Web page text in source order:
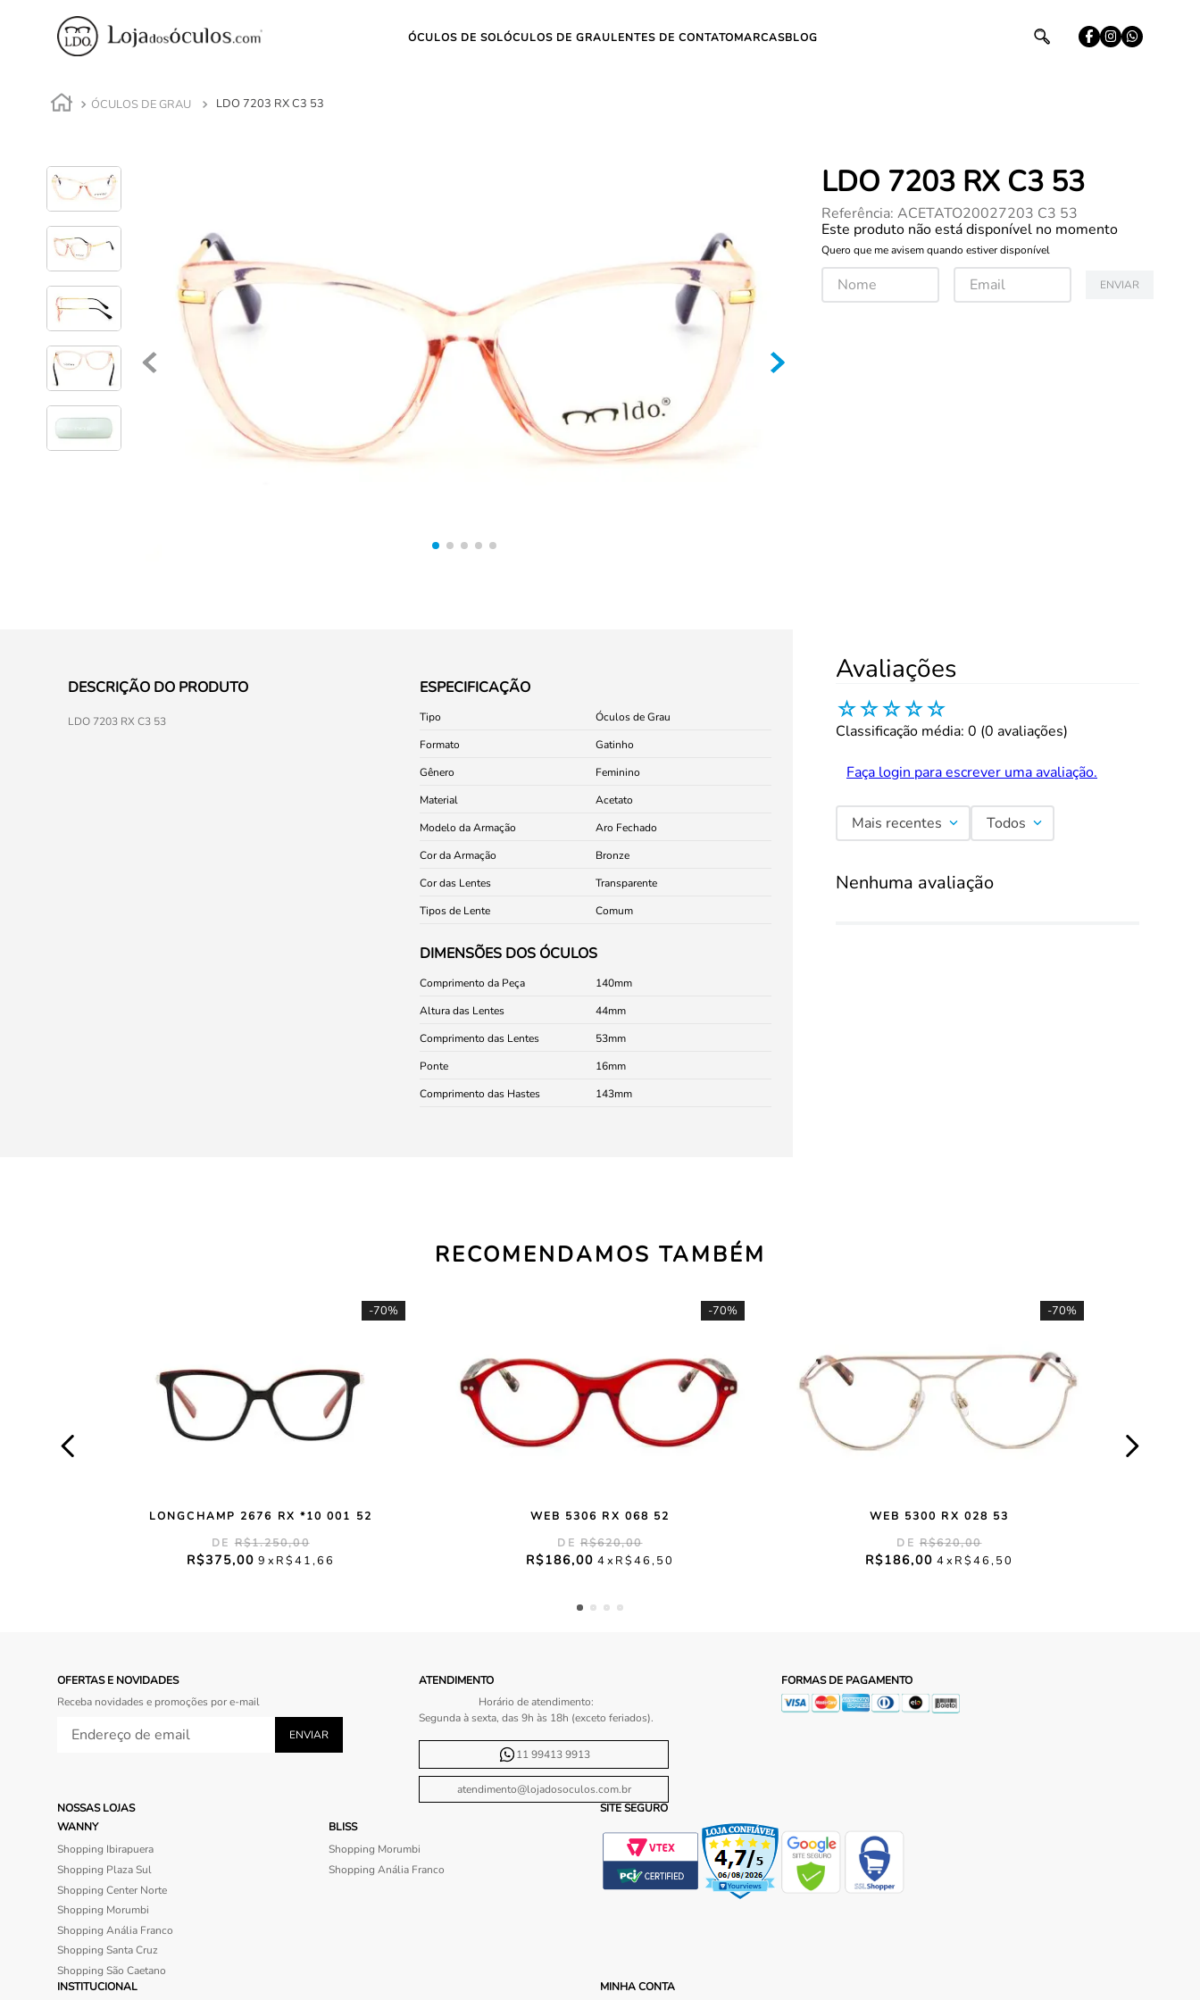
ÓCULOS DE SOLÓCULOS DE GRAULENTES DE CONTATOMARCASBLOG
ÓCULOS DE GRAU LDO 7203 RX C3 53
LDO 7203 RX C3 53
Referência: ACETATO20027203 C3 53
Este produto não está disponível no momento
Quero que me avisem quando estiver disponível
ENVIAR
DESCRIÇÃO DO PRODUTO
LDO 7203 RX C3 53
ESPECIFICAÇÃO
Tipo
Óculos de Grau
Formato
Gatinho
Gênero
Feminino
Material
Acetato
Modelo da Armação
Aro Fechado
Cor da Armação
Bronze
Cor das Lentes
Transparente
Tipos de Lente
Comum
DIMENSÕES DOS ÓCULOS
Comprimento da Peça
140
Altura das Lentes
44
Comprimento das Lentes
53
Ponte
16
Comprimento das Hastes
143
Avaliações
☆☆☆☆☆
Classificação média: 0 (0 avaliações)
Faça login para escrever uma avaliação.
Mais recentes Todos
Nenhuma avaliação
RECOMENDAMOS TAMBÉM
-70%
LONGCHAMP 2676 RX *10 001 52
R$1.250,00
R$375,00 9 R$41,66
-70%
WEB 5306 RX 068 52
R$620,00
R$186,00 4 R$46,50
-70%
WEB 5300 RX 028 53
R$620,00
R$186,00 4 R$46,50
OFERTAS E NOVIDADES
Receba novidades e promoções por e-mail
ATENDIMENTO
Horário de atendimento:
Segunda à sexta, das 9h às 18h (exceto feriados).
11 99413 9913
atendimento@lojadosoculos.com.br
FORMAS DE PAGAMENTO
NOSSAS LOJAS
WANNY
Shopping Ibirapuera
Shopping Plaza Sul
Shopping Center Norte
Shopping Morumbi
Shopping Anália Franco
Shopping Santa Cruz
Shopping São Caetano
BLISS
Shopping Morumbi
Shopping Anália Franco
SITE SEGURO
INSTITUCIONAL MINHA CONTA